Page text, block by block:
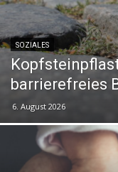
SOZIALES
barrierefreies
6. August 2026